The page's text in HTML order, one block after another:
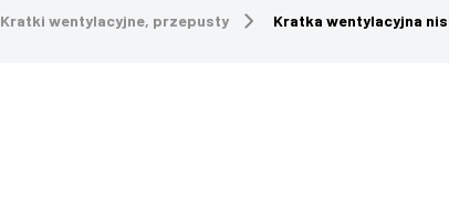
Kratki wentylacyjne, przepusty Kratka wentylacyjna